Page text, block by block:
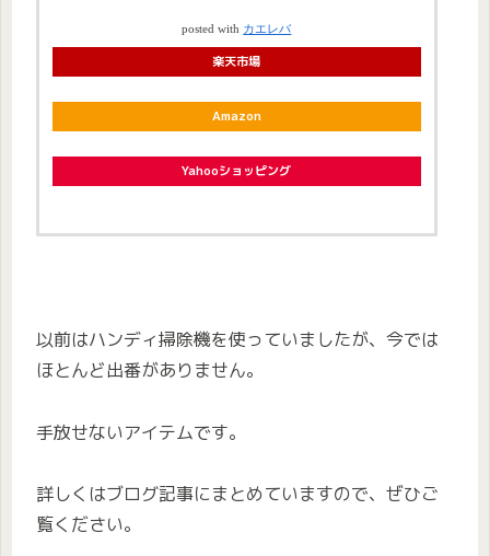
posted with カエレバ
楽天市場
Amazon
Yahooショッピング
以前はハンディ掃除機を使っていましたが、今では
ほとんど出番がありません。
手放せないアイテムです。
詳しくはブログ記事にまとめていますので、ぜひご
覧ください。